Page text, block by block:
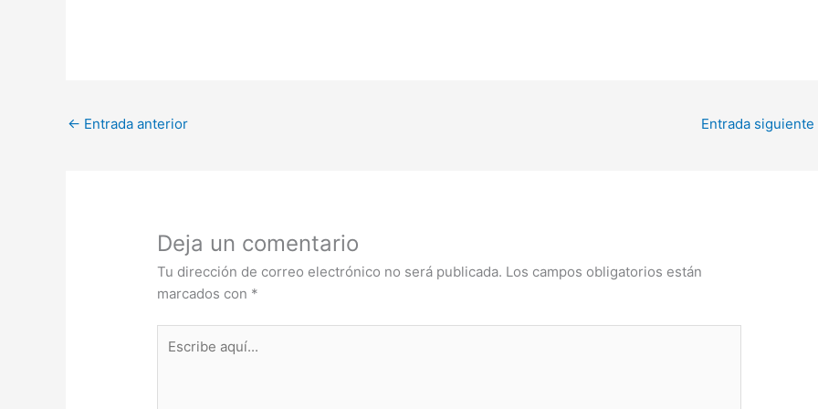
← Entrada anterior Entrada siguiente
Deja un comentario
Tu dirección de correo electrónico no será publicada. Los campos obligatorios están
marcados con *
aquí...